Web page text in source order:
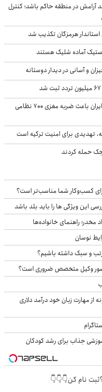
آرامش در منطقه حاکم باشد؛ کنترل
هرمزگان تکذیب شد
آماده شلیک هستند
و آسانی در دیدار دوستانه
آسوشیتدپرس افشا کرد: حملات سنگین ایران باعث ضربه مغزی ۷۰۰ نظامی
تهدیدی برای امنیت ترکیه است
حمله کردند
کسب‌وکار شما مناسب‌تر است؟
این ویژگی ها را باید بلد باشد
نوسان
و سبک داشته باشیم؟
حضور وکیل متخصص ضروری است؟
از مهارت زبان خود درآمد دلاری
جذاب برای رشد کودکان
نام کن👇👇👇